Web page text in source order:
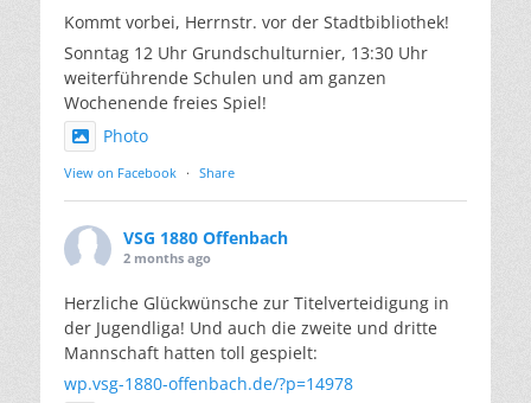
Kommt vorbei, Herrnstr. vor der Stadtbibliothek!
Sonntag 12 Uhr Grundschulturnier, 13:30 Uhr
weiterführende Schulen und am ganzen
Wochenende freies Spiel!
Photo
View on Facebook · Share
VSG 1880 Offenbach
2 months ago
Herzliche Glückwünsche zur Titelverteidigung in
der Jugendliga! Und auch die zweite und dritte
Mannschaft hatten toll gespielt:
wp.vsg-1880-offenbach.de/?p=14978